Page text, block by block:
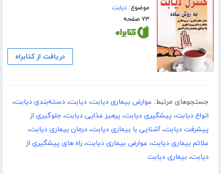
موضوع:دیابت
۷۳ صفحه
دریافت از کتابراه
جستجوهای مرتبط: عوارض بیماری دیابت، دیابت، دسته‌بندی دیابت،
انواع دیابت، پیشگیری دیابت، پرهیز غذایی دیابت، جلوگیری از
پیشرفت دیابت،آشنایی با بیماری دیابت، درمان بیماری دیابت،
علائم بیماری دیابت، عوارض بیماری دیابت، راه های پیشگیری از
دیابت، بیماری دیابت